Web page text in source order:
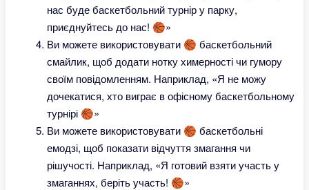
нас буде баскетбольний турнір у парку,
приєднуйтесь до нас! 🏀»
Ви можете використовувати 🏀 баскетбольний
смайлик, щоб додати нотку химерності чи гумору
своїм повідомленням. Наприклад, «Я не можу
дочекатися, хто виграє в офісному баскетбольному
турнірі 🏀»
Ви можете використовувати 🏀 баскетбольні
емодзі, щоб показати відчуття змагання чи
рішучості. Наприклад, «Я готовий взяти участь у
змаганнях, беріть участь! 🏀»